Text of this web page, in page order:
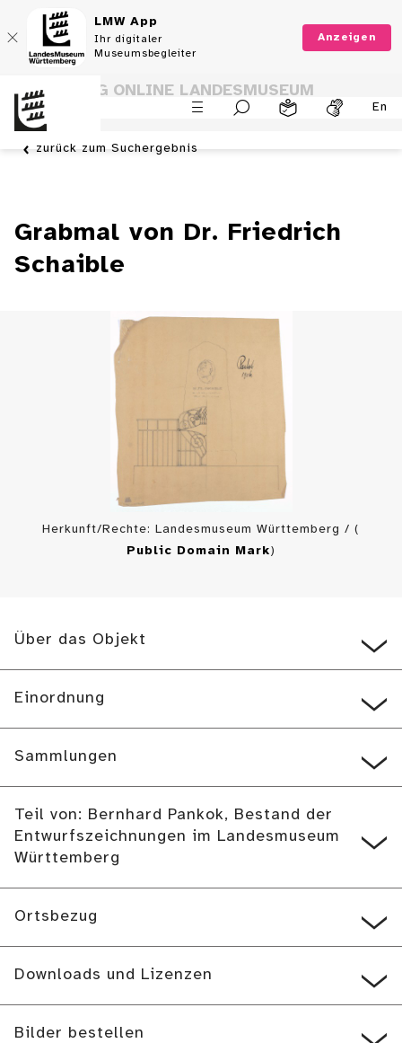
LMW App
Ihr digitaler
Museumsbegleiter
Anzeigen
En
SAMMLUNG ONLINE LANDESMUSEUM
WÜRTTEMBERG
zurück zum Suchergebnis
Grabmal von Dr. Friedrich
Schaible
Herkunft/Rechte: Landesmuseum Württemberg / (
Public Domain Mark)
Über das Objekt
Einordnung
Sammlungen
Teil von: Bernhard Pankok, Bestand der
Entwurfszeichnungen im Landesmuseum
Württemberg
Ortsbezug
Downloads und Lizenzen
Bilder bestellen